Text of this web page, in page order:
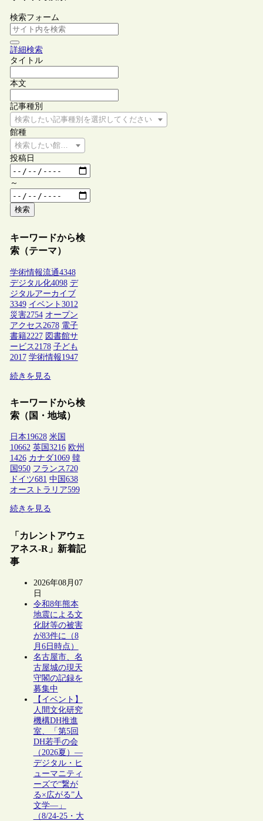
検索フォーム
詳細検索
タイトル
本文
記事種別
検索したい記事種別を選択してください
館種
検索したい館種を選択してください
投稿日
～
検索
キーワードから検
索（テーマ）
学術情報流通4348
デジタル化4098 デ
ジタルアーカイブ
3349 イベント 3012
災害2754 オープン
アクセス 2678 電子
書籍2227 図書館サ
ービス 2178 子ども
2017 学術情報1947
続きを見る
キーワードから検
索（国・地域）
日本19628 米国
10662 英国 3216 欧州
1426 カナダ1069 韓
国 950 フランス 720
ドイツ681 中国 638
オーストラリア599
続きを見る
「カレントアウェ
アネス-R」新着記
事
2026年08月07
日
令和8年熊本
地震による文
化財等の被害
が83件に（8
月6日時点）
名古屋市、名
古屋城の現天
守閣の記録を
募集中
【イベント】
人間文化研究
機構DH推進
室、「第5回
DH若手の会
（2026夏）―
デジタル・ヒ
ューマニティ
ーズで“繋が
る×広がる”人
文学―」
（8/24-25・大